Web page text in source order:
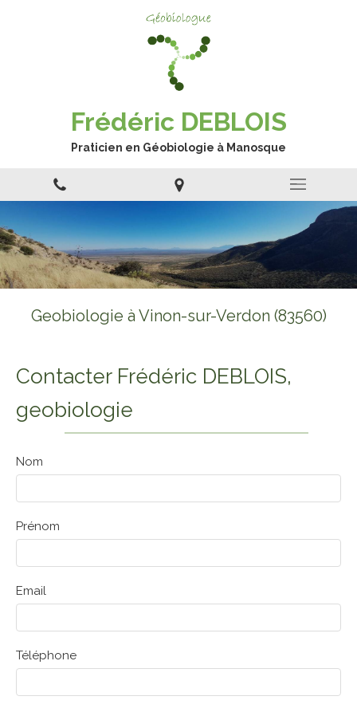
Frédéric DEBLOIS
Praticien en Géobiologie à Manosque
Geobiologie à Vinon-sur-Verdon (83560)
Contacter Frédéric DEBLOIS,
geobiologie
Nom
Prénom
Email
Téléphone